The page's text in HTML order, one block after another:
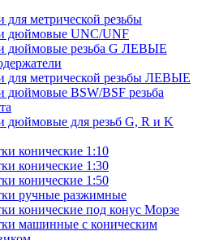
метрической резьбы
дюймовые UNC/UNF
дюймовые резьба G ЛЕВЫЕ
для метрической резьбы ЛЕВЫЕ
дюймовые BSW/BSF резьба
дюймовые для резьб G, R и K
конические 1:10
конические 1:30
конические 1:50
ручные разжимные
конические под конус Морзе
машинные с коническим